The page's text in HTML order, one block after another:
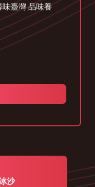
臺灣 品味養
沙